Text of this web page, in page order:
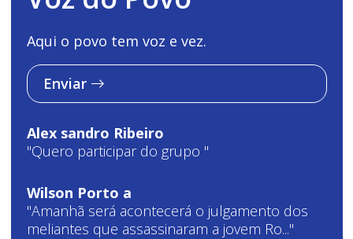
Aqui o povo tem voz e vez.
Enviar
Alex sandro Ribeiro
"Quero participar do grupo "
Wilson Porto a
"Amanhã será acontecerá o julgamento dos
meliantes que assassinaram a jovem Ro..."